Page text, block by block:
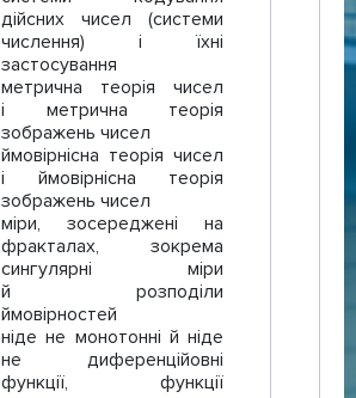
дійсних чисел (системи
числення) і їхні
застосування
метрична теорія чисел
і метрична теорія
зображень чисел
ймовірнісна теорія чисел
і ймовірнісна теорія
зображень чисел
міри, зосереджені на
фракталах, зокрема
сингулярні міри
й розподіли
ймовірностей
ніде не монотонні й ніде
не диференційовні
функції, функції